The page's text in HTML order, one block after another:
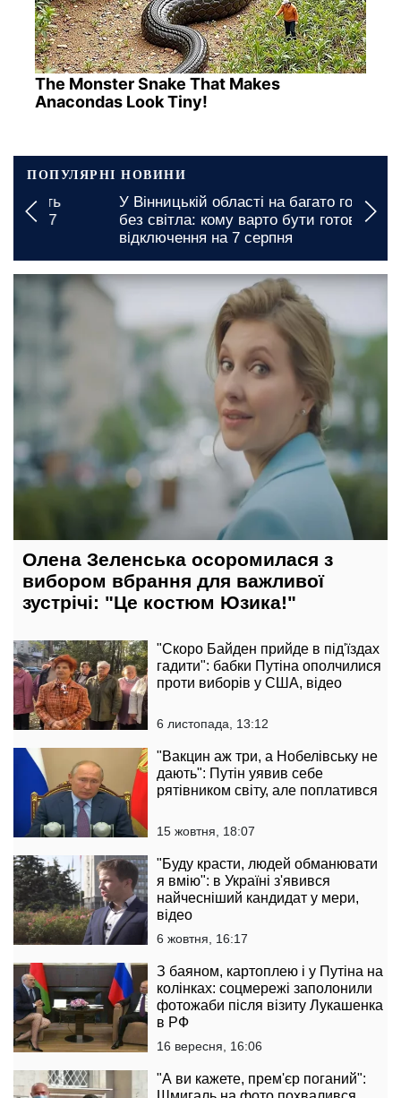
The Monster Snake That Makes
Anacondas Look Tiny!
ПОПУЛЯРНІ НОВИНИ
У Вінницькій області на багато годин залишаться
без світла: кому варто бути готовими до графіків
відключення на 7 серпня
6 листопада, 13:33
Олена Зеленська осоромилася з
вибором вбрання для важливої
зустрічі: "Це костюм Юзика!"
"Скоро Байден прийде в під'їздах
гадити": бабки Путіна ополчилися
проти виборів у США, відео
6 листопада, 13:12
"Вакцин аж три, а Нобелівську не
дають": Путін уявив себе
рятівником світу, але поплатився
15 жовтня, 18:07
"Буду красти, людей обманювати
я вмію": в Україні з'явився
найчесніший кандидат у мери,
відео
6 жовтня, 16:17
З баяном, картоплею і у Путіна на
колінках: соцмережі заполонили
фотожаби після візиту Лукашенка
в РФ
16 вересня, 16:06
"А ви кажете, прем'єр поганий":